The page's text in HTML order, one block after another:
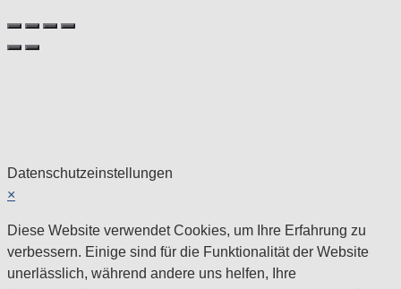
Datenschutzeinstellungen
×
Diese Website verwendet Cookies, um Ihre Erfahrung zu
verbessern. Einige sind für die Funktionalität der Website
unerlässlich, während andere uns helfen, Ihre